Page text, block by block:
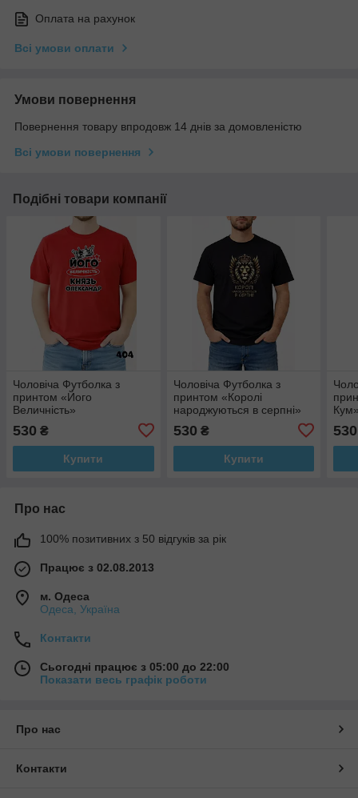
Оплата на рахунок
Всі умови оплати
Умови повернення
Повернення товару впродовж 14 днів за домовленістю
Всі умови повернення
Подібні товари компанії
Чоловіча Футболка з
принтом «Його
Величність»
530 ₴
Купити
Чоловіча Футболка з
принтом «Королі
народжуються в серпні»
530 ₴
Купити
530
Про нас
100% позитивних з 50 відгуків за рік
Працює з 02.08.2013
м. Одеса
Одеса, Україна
Контакти
Сьогодні працює з 05:00 до 22:00
Показати весь графік роботи
Про нас
Контакти